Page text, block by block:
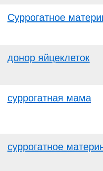
Суррогатное
донор яйцеклеток
суррогатная мама
суррогатное